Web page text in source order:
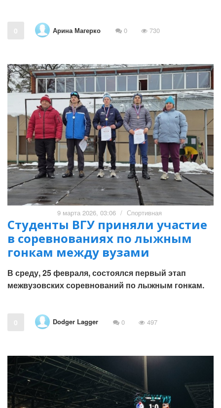
0 Арина Магерко 0 730
9 марта 2026, 03:06 / Спортивная
Студенты ВГУ приняли участие
в соревнованиях по лыжным
гонкам между вузами
В среду, 25 февраля, состоялся первый этап
межвузовских соревнований по лыжным гонкам.
0 Dodger Lagger 0 497